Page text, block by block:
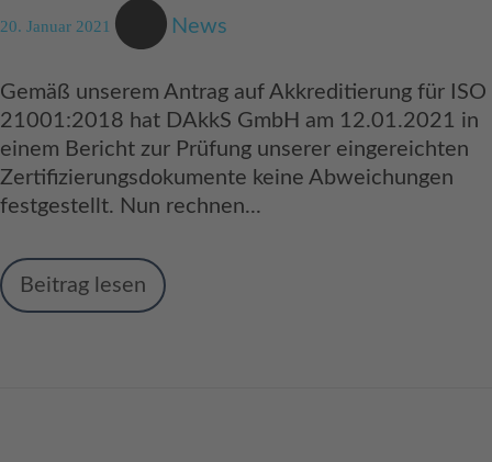
20. Januar 2021 News
Gemäß unserem Antrag auf Akkreditierung für ISO
21001:2018 hat DAkkS GmbH am 12.01.2021 in
einem Bericht zur Prüfung unserer eingereichten
Zertifizierungsdokumente keine Abweichungen
festgestellt. Nun rechnen...
Beitrag lesen